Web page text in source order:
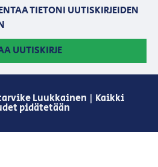
TIETONI UUTISKIRJEIDEN
UUTISKIRJE
Luukkainen | Kaikki
pidätetään